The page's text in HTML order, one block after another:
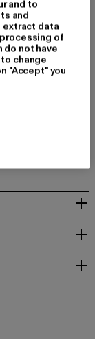
Ramstadt |
and to
and
extract data
of
do not have
change
"Accept" you